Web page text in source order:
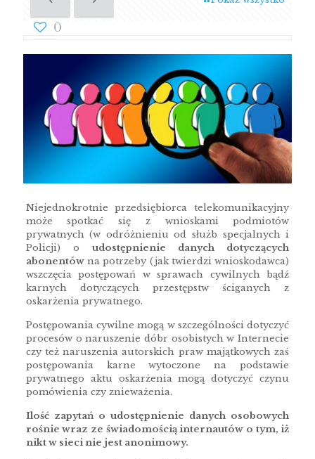
0
Niejednokrotnie przedsiębiorca telekomunikacyjny
może spotkać się z wnioskami podmiotów
prywatnych (w odróżnieniu od służb specjalnych i
Policji) o udostępnienie danych dotyczących
abonentówna potrzeby (jak twierdzi wnioskodawca)
wszczęcia postępowań w sprawach cywilnych bądź
karnych dotyczących przestępstw ściganych z
oskarżenia prywatnego.
Postępowania cywilne mogą w szczególności dotyczyć
procesów o naruszenie dóbr osobistych w Internecie
czy też naruszenia autorskich praw majątkowych zaś
postępowania karne wytoczone na podstawie
prywatnego aktu oskarżenia mogą dotyczyć czynu
pomówienia czy znieważenia.
Ilość zapytań o udostępnienie danych osobowych
rośnie wraz ze świadomością internautów o tym, iż
nikt w sieci nie jest anonimowy.